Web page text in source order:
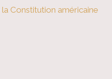
Constitution américaine